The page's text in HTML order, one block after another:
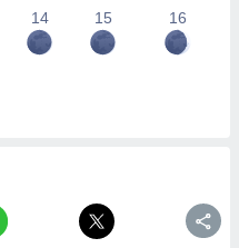
14 15 16